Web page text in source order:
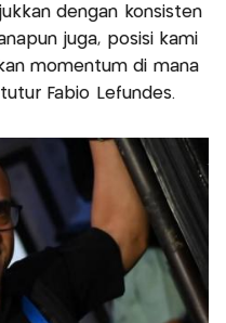
dengan konsisten
juga, posisi kami
momentum di mana
Fabio Lefundes.